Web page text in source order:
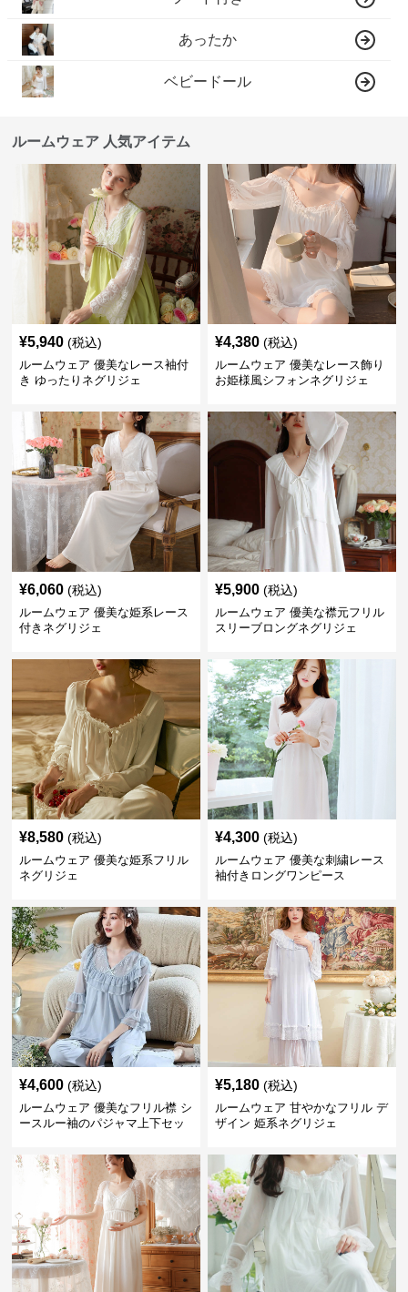
あったか
ベビードール
ルームウェア 人気アイテム
¥5,940 (税込)
ルームウェア 優美なレース袖付
き ゆったりネグリジェ
¥4,380 (税込)
ルームウェア 優美なレース飾り
お姫様風シフォンネグリジェ
¥6,060 (税込)
ルームウェア 優美な姫系レース
付きネグリジェ
¥5,900 (税込)
ルームウェア 優美な襟元フリル
スリーブロングネグリジェ
¥8,580 (税込)
ルームウェア 優美な姫系フリル
ネグリジェ
¥4,300 (税込)
ルームウェア 優美な刺繍レース
袖付きロングワンピース
¥4,600 (税込)
ルームウェア 優美なフリル襟 シ
ースルー袖のパジャマ上下セッ
¥5,180 (税込)
ルームウェア 甘やかなフリル デ
ザイン 姫系ネグリジェ